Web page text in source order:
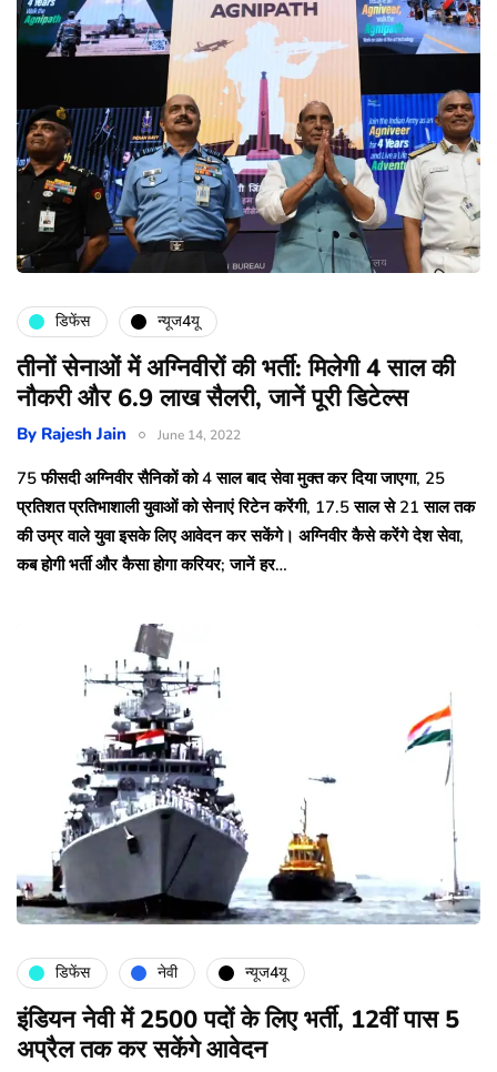
डिफेंस न्यूज4यू
तीनों सेनाओं में अग्निवीरों की भर्ती: मिलेगी 4 साल की
नौकरी और 6.9 लाख सैलरी, जानें पूरी डिटेल्स
By Rajesh Jain June 14, 2022
75 फीसदी अग्निवीर सैनिकों को 4 साल बाद सेवा मुक्त कर दिया जाएगा, 25
प्रतिशत प्रतिभाशाली युवाओं को सेनाएं रिटेन करेंगी, 17.5 साल से 21 साल तक
की उम्र वाले युवा इसके लिए आवेदन कर सकेंगे। अग्निवीर कैसे करेंगे देश सेवा,
कब होगी भर्ती और कैसा होगा करियर; जानें हर…
डिफेंस नेवी न्यूज4यू
इंडियन नेवी में 2500 पदों के लिए भर्ती, 12वीं पास 5
अप्रैल तक कर सकेंगे आवेदन